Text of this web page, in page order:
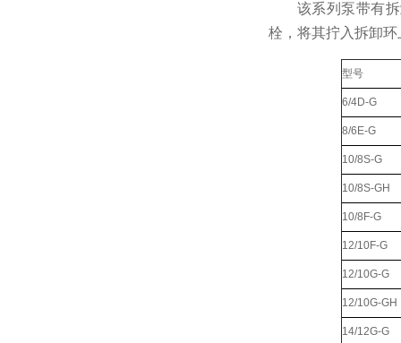
该系列泵带有
栓，将其拧入拆卸
型号
6/4D-G
8/6E-G
10/8S-G
10/8S-GH
10/8F-G
12/10F-G
12/10G-G
12/10G-GH
14/12G-G